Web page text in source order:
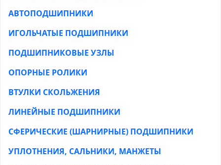
АВТОПОДШИПНИКИ
ИГОЛЬЧАТЫЕ ПОДШИПНИКИ
ПОДШИПНИКОВЫЕ УЗЛЫ
ОПОРНЫЕ РОЛИКИ
ВТУЛКИ СКОЛЬЖЕНИЯ
ЛИНЕЙНЫЕ ПОДШИПНИКИ
СФЕРИЧЕСКИЕ (ШАРНИРНЫЕ) ПОДШИПНИКИ
УПЛОТНЕНИЯ, САЛЬНИКИ, МАНЖЕТЫ